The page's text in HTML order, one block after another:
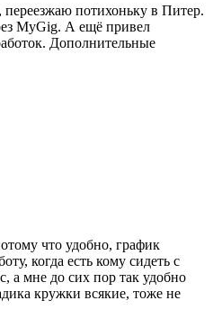
потихоньку в Питер.
MyGig. А ещё привел
Дополнительные
что удобно, график
когда есть кому сидеть с
а мне до сих пор так удобно
кружки всякие, тоже не